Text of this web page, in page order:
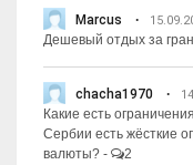
Marcus
Дешевый отдых за
chacha1970
Какие есть
Сербии есть жёсткие
валюты? - 2